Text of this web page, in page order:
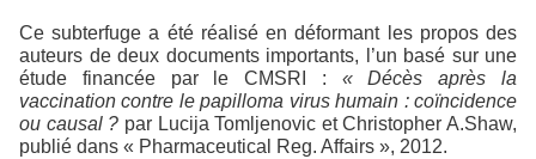
Ce subterfuge a été réalisé en déformant les propos des
auteurs de deux documents importants, l’un basé sur une
étude financée par le CMSRI : « Décès après la
vaccination contre le papilloma virus humain : coïncidence
ou causal ? par Lucija Tomljenovic et Christopher A.Shaw,
publié dans « Pharmaceutical Reg. Affairs », 2012.